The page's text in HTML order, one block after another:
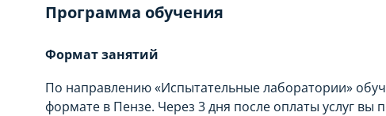
Программа обучения
Формат занятий
По направлению «Испытательные лаборатории»
формате в Пензе. Через 3 дня после оплаты услуг вы